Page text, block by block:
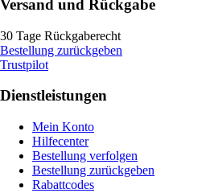
Versand und Rückgabe
30 Tage Rückgaberecht
Bestellung zurückgeben
Trustpilot
Dienstleistungen
Mein Konto
Hilfecenter
Bestellung verfolgen
Bestellung zurückgeben
Rabattcodes